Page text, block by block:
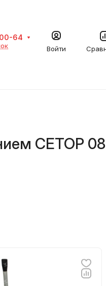
64
Войти
CETOP